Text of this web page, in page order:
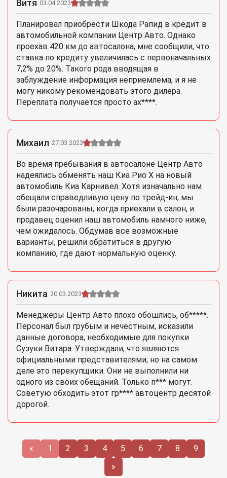
Витя 03.04.2023
Планировал приобрести Шкода Рапид в кредит в
автомобильной компании Центр Авто. Однако
проехав 420 км до автосалона, мне сообщили, что
ставка по кредиту увеличилась с первоначальных
7,2% до 20%. Такого рода вводящая в
заблуждение информация неприемлема, и я не
могу никому рекомендовать этого дилера.
Переплата получается просто ах****.
Михаил 27.03.2023
Во время пребывания в автосалоне Центр Авто
надеялись обменять наш Киа Рио X на новый
автомобиль Киа Карнивел. Хотя изначально нам
обещали справедливую цену по трейд-ин, мы
были разочарованы, когда приехали в салон, и
продавец оценил наш автомобиль намного ниже,
чем ожидалось. Обдумав все возможные
варианты, решили обратиться в другую
компанию, где дают нормальную оценку.
Никита 20.03.2023
Менеджеры Центр Авто плохо обошлись, об*****.
Персонал был грубым и нечестным, исказили
данные договора, необходимые для покупки
Сузуки Витара. Утверждали, что являются
официальными представителями, но на самом
деле это перекупщики. Они не выполнили ни
одного из своих обещаний. Только п*** могут.
Советую обходить этот гр**** автоцентр десятой
дорогой.
« 1 2 3 4 5 6 7 8
9
»